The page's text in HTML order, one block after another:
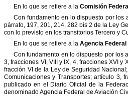
En lo que se refiere a la Comisión Federal
Con fundamento en lo dispuesto por los
párrafo, 197, 201, 214, 282 bis 2 de la Ley
con lo previsto en los transitorios Tercero y
En lo que se refiere a la Agencia Federal
Con fundamento en lo dispuesto por los
3, fracciones VI, VIII y IX, 4, fracciones XVI y
fracción VI de la Ley de Seguridad Nacional;
Comunicaciones y Transportes; artículo 3,
publicado en el Diario Oficial de la
denominadoAgencia Federal de Aviación